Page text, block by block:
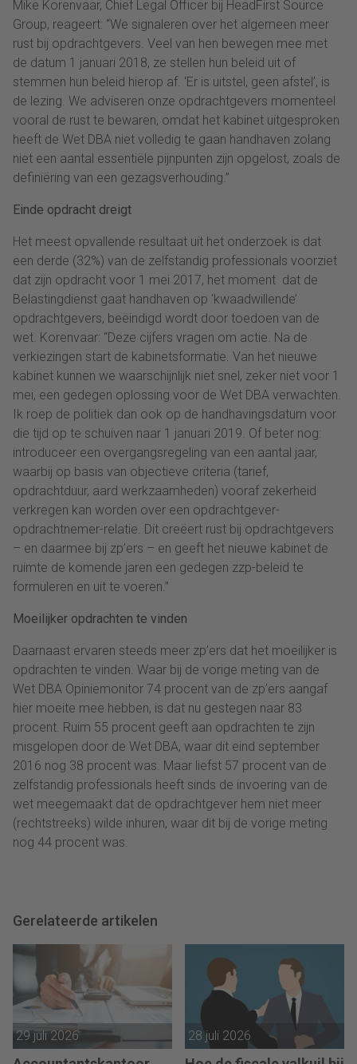
Mike Korenvaar, Chief Legal Officer bij HeadFirst Source
Group, reageert: “We signaleren over het algemeen meer
rust bij opdrachtgevers. Veel van hen bewegen mee met
de datum 1 januari 2018, ze stellen hun beleid uit of
stemmen hun beleid hierop af. ‘Er is uitstel, geen afstel’, is
de lezing. We adviseren onze opdrachtgevers momenteel
vooral de rust te bewaren, omdat het kabinet uitgesproken
heeft de Wet DBA niet volledig te gaan handhaven zolang
niet een aantal essentiële pijnpunten zijn opgelost, zoals de
definiëring van een gezagsverhouding.”
Einde opdracht dreigt
Het meest opvallende resultaat uit het onderzoek is dat
een derde (32%) van de zelfstandig professionals voorziet
dat zijn opdracht voor 1 mei 2017, het moment dat de
Belastingdienst gaat handhaven op ‘kwaadwillende’
opdrachtgevers, beëindigd wordt door toedoen van de
wet. Korenvaar: “Deze cijfers vragen om actie. Na de
verkiezingen start de kabinetsformatie. Van het nieuwe
kabinet kunnen we waarschijnlijk niet snel, zeker niet voor 1
mei, een gedegen oplossing voor de Wet DBA verwachten.
Ik roep de politiek dan ook op de handhavingsdatum voor
die tijd op te schuiven naar 1 januari 2019. Of beter nog:
introduceer een overgangsregeling van een aantal jaar,
waarbij op basis van objectieve criteria (tarief,
opdrachtduur, aard werkzaamheden) vooraf zekerheid
verkregen kan worden over een opdrachtgever-
opdrachtnemer-relatie. Dit creëert rust bij opdrachtgevers
– en daarmee bij zp’ers – en geeft het nieuwe kabinet de
ruimte de komende jaren een gedegen zzp-beleid te
formuleren en uit te voeren.”
Moeilijker opdrachten te vinden
Daarnaast ervaren steeds meer zp’ers dat het moeilijker is
opdrachten te vinden. Waar bij de vorige meting van de
Wet DBA Opiniemonitor 74 procent van de zp’ers aangaf
hier moeite mee hebben, is dat nu gestegen naar 83
procent. Ruim 55 procent geeft aan opdrachten te zijn
misgelopen door de Wet DBA, waar dit eind september
2016 nog 38 procent was. Maar liefst 57 procent van de
zelfstandig professionals heeft sinds de invoering van de
wet meegemaakt dat de opdrachtgever hem niet meer
(rechtstreeks) wilde inhuren, waar dit bij de vorige meting
nog 44 procent was.
Gerelateerde artikelen
29 juli 2026 28 juli 2026